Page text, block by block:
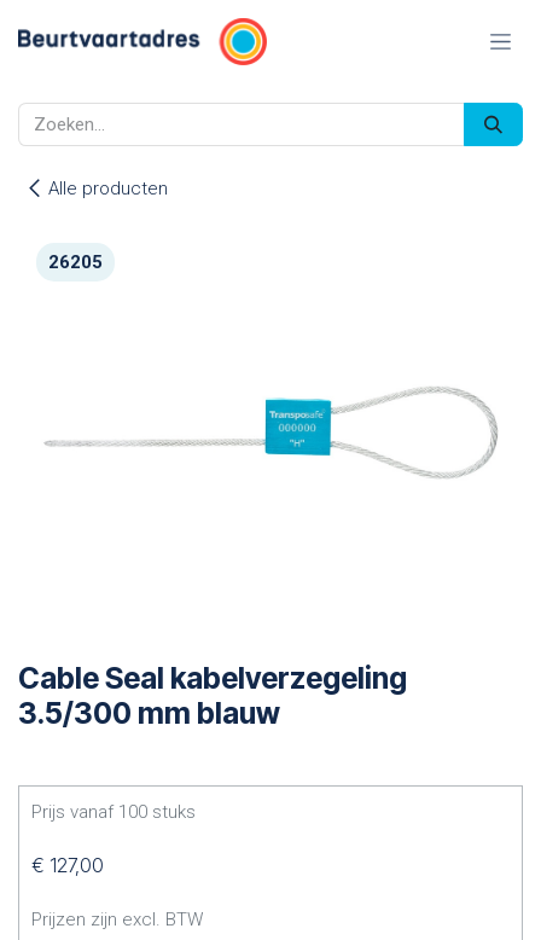
Alle producten
26205
Cable Seal kabelverzegeling
3.5/300 mm blauw
Prijs vanaf 100 stuks
€ 127,00
Prijzen zijn excl. BTW